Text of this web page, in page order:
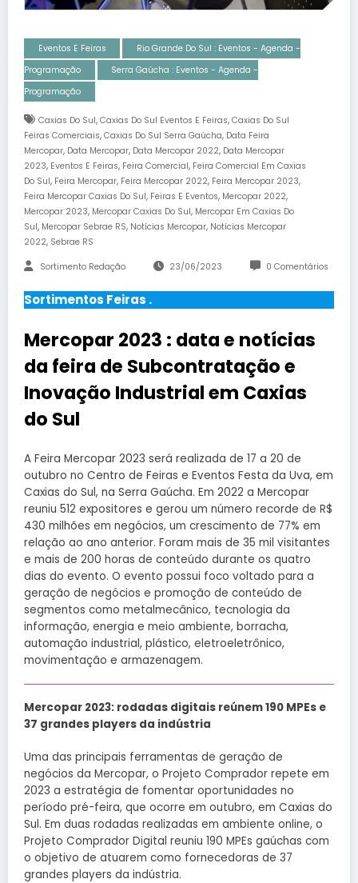
Eventos E Feiras
Rio Grande Do Sul : Eventos - Agenda -
Programação
Serra Gaúcha : Eventos - Agenda -
Programação
Caxias Do Sul, Caxias Do Sul Eventos E Feiras, Caxias Do Sul
Feiras Comerciais, Caxias Do Sul Serra Gaúcha, Data Feira
Mercopar, Data Mercopar, Data Mercopar 2022, Data Mercopar
2023, Eventos E Feiras, Feira Comercial, Feira Comercial Em Caxias
Do Sul, Feira Mercopar, Feira Mercopar 2022, Feira Mercopar 2023,
Feira Mercopar Caxias Do Sul, Feiras E Eventos, Mercopar 2022,
Mercopar 2023, Mercopar Caxias Do Sul, Mercopar Em Caxias Do
Sul, Mercopar Sebrae RS, Notícias Mercopar, Notícias Mercopar
2022, Sebrae RS
Sortimento Redação 23/06/2023 0 Comentários
Sortimentos Feiras .
Mercopar 2023 : data e notícias
da feira de Subcontratação e
Inovação Industrial em Caxias
do Sul
A Feira Mercopar 2023 será realizada de 17 a 20 de
outubro no Centro de Feiras e Eventos Festa da Uva, em
Caxias do Sul, na Serra Gaúcha. Em 2022 a Mercopar
reuniu 512 expositores e gerou um número recorde de R$
430 milhões em negócios, um crescimento de 77% em
relação ao ano anterior. Foram mais de 35 mil visitantes
e mais de 200 horas de conteúdo durante os quatro
dias do evento. O evento possui foco voltado para a
geração de negócios e promoção de conteúdo de
segmentos como metalmecânico, tecnologia da
informação, energia e meio ambiente, borracha,
automação industrial, plástico, eletroeletrônico,
movimentação e armazenagem.
Mercopar 2023: rodadas digitais reúnem 190 MPEs e
37 grandes players da indústria
Uma das principais ferramentas de geração de
negócios da Mercopar, o Projeto Comprador repete em
2023 a estratégia de fomentar oportunidades no
período pré-feira, que ocorre em outubro, em Caxias do
Sul. Em duas rodadas realizadas em ambiente online, o
Projeto Comprador Digital reuniu 190 MPEs gaúchas com
o objetivo de atuarem como fornecedoras de 37
grandes players da indústria.